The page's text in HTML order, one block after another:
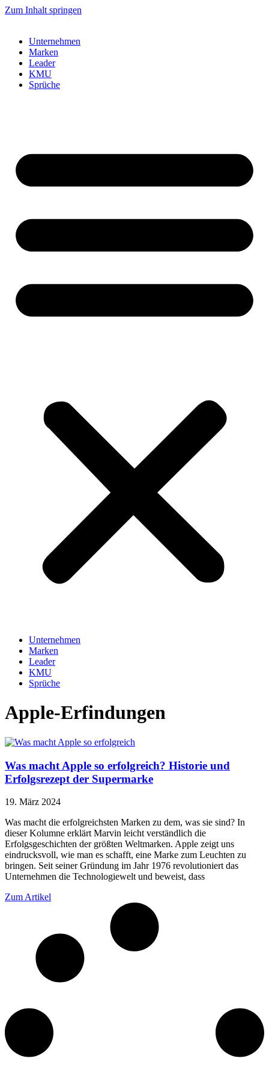
Zum Inhalt springen
Unternehmen
Marken
Leader
KMU
Sprüche
Unternehmen
Marken
Leader
KMU
Sprüche
Apple-Erfindungen
Was macht Apple so erfolgreich? Historie und
Erfolgsrezept der Supermarke
19. März 2024
Was macht die erfolgreichsten Marken zu dem, was sie sind? In
dieser Kolumne erklärt Marvin leicht verständlich die
Erfolgsgeschichten der größten Weltmarken. Apple zeigt uns
eindrucksvoll, wie man es schafft, eine Marke zum Leuchten zu
bringen. Seit seiner Gründung im Jahr 1976 revolutioniert das
Unternehmen die Technologiewelt und beweist, dass
Zum Artikel